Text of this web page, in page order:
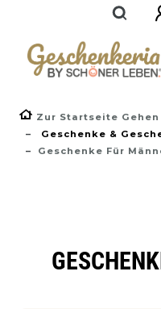
Zur Startseite Gehen
Geschenke &
Geschenke Für